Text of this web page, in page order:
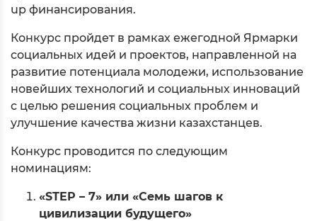
up финансирования.
Конкурс пройдет в рамках ежегодной Ярмарки
социальных идей и проектов, направленной на
развитие потенциала молодежи, использование
новейших технологий и социальных инноваций
с целью решения социальных проблем и
улучшение качества жизни казахстанцев.
Конкурс проводится по следующим
номинациям:
«STEP – 7» или «Семь шагов к
цивилизации будущего»